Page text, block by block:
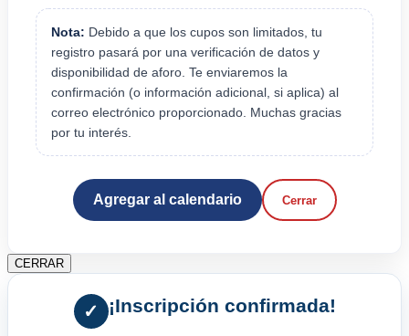
Nota: Debido a que los cupos son limitados, tu
registro pasará por una verificación de datos y
disponibilidad de aforo. Te enviaremos la
confirmación (o información adicional, si aplica) al
correo electrónico proporcionado. Muchas gracias
por tu interés.
Agregar al calendario Cerrar
CERRAR
✓ ¡Inscripción confirmada!